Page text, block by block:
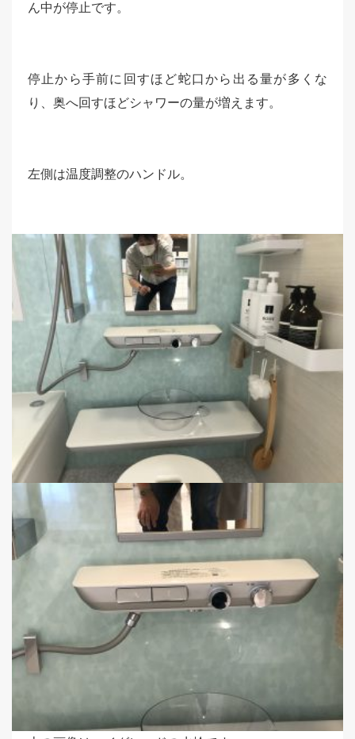
ん中が停止です。
停止から手前に回すほど蛇口から出る量が多くな
り、奥へ回すほどシャワーの量が増えます。
左側は温度調整のハンドル。